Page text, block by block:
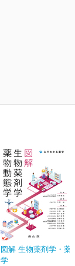
図解 生物薬剤学・薬
学